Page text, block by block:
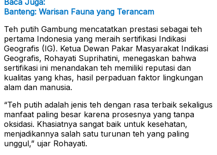
Banteng: Warisan Fauna yang Terancam
Teh putih Gambung mencatatkan prestasi sebagai teh
pertama Indonesia yang meraih sertifikasi Indikasi
Geografis (IG). Ketua Dewan Pakar Masyarakat Indikasi
Geografis, Rohayati Suprihatini, menegaskan bahwa
sertifikasi ini menandakan teh memiliki reputasi dan
kualitas yang khas, hasil perpaduan faktor lingkungan
alam dan manusia.
“Teh putih adalah jenis teh dengan rasa terbaik sekaligus
manfaat paling besar karena prosesnya yang tanpa
oksidasi. Khasiatnya sangat baik untuk kesehatan,
menjadikannya salah satu turunan teh yang paling
unggul,” ujar Rohayati.